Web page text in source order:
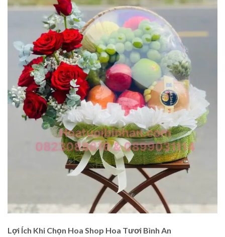
Lợi Ích Khi Chọn Hoa Shop Hoa Tươi Bình An